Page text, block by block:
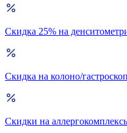
Скидка 25% на
Скидка на колоно/
Скидки на